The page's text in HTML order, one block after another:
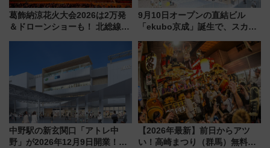
葛飾納涼花火大会2026は2万発
＆ドローンショーも！ 北総線を
車、観覧スポット情報と周辺観
光まとめ（7/28開催）
9月10日オープンの直結ビル
「ekubo京成」誕生で、スカイ
新鎌ヶ谷はどう変わる？ 全テナ
ント情報も公開！
中野駅の新玄関口「アトレ中
野」が2026年12月9日開業！新
【2026年最新】前日からアツ
い！高崎まつり（群馬）無料観